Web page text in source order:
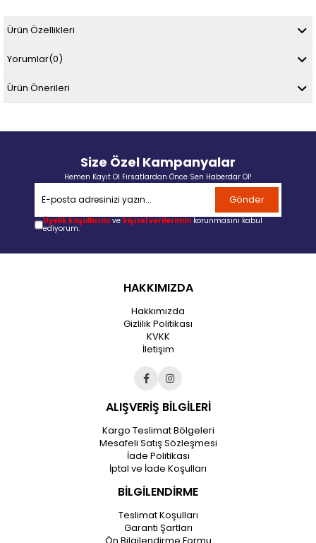
Ürün Özellikleri
Yorumlar(0)
Ürün Önerileri
Size Özel Kampanyalar
Hemen Kayıt Ol Fırsatlardan Önce Sen Haberdar Ol!
Gönder
Üyelik koşullarını ve kişisel verilerimin korunmasını kabul
ediyorum.
HAKKIMIZDA
Hakkımızda
Gizlilik Politikası
KVKK
İletişim
ALIŞVERİŞ BİLGİLERİ
Kargo Teslimat Bölgeleri
Mesafeli Satış Sözleşmesi
İade Politikası
İptal ve İade Koşulları
BİLGİLENDİRME
Teslimat Koşulları
Garanti Şartları